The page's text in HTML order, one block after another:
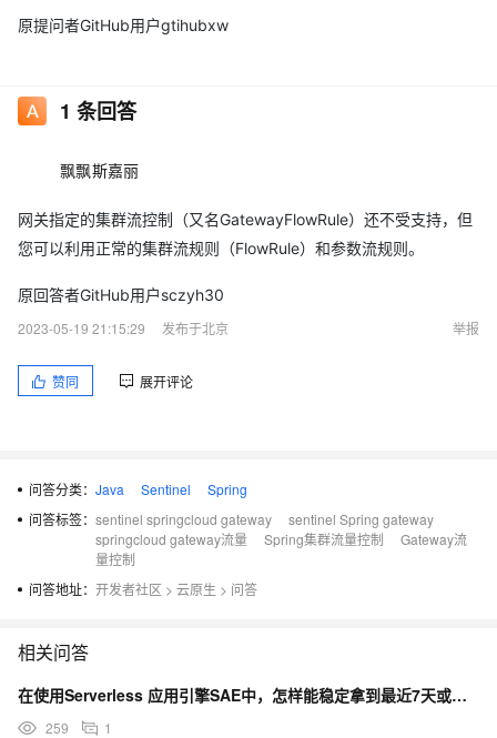
原提问者GitHub用户gtihubxw
1 条回答
飘飘斯嘉丽
网关指定的集群流控制（又名GatewayFlowRule）还不受支持，但
您可以利用正常的集群流规则（FlowRule）和参数流规则。
原回答者GitHub用户sczyh30
2023-05-19 21:15:29
发布于北京 举报
赞同 展开评论
问答分类： Java Sentinel
Spring
问答标签： sentinel springcloud gateway
sentinel Spring gateway
springcloud gateway流量
Spring集群流量控制
Gateway流
量控制
问答地址： 开发者社区 > 云原生 > 问答
相关问答
在使用Serverless 应用引擎SAE中，怎样能稳定拿到最近7天或者更长时间的程序的本地写入文件
259 1